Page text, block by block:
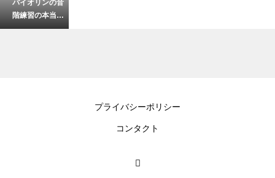
バイオリンの音
階練習の本当の
目的とは？正し
プライバシーポリシー
コンタクト